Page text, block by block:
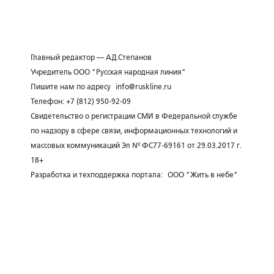
Главный редактор — А.Д.Степанов
Учредитель ООО "Русская народная линия"
Пишите нам по адресу
info@ruskline.ru
Телефон: +7 (812) 950-92-09
Свидетельство о регистрации СМИ в Федеральной службе
по надзору в сфере связи, информационных технологий и
массовых коммуникаций Эл № ФС77-69161 от 29.03.2017 г.
18+
Разработка и техподдержка портала: ООО "Жить в небе"